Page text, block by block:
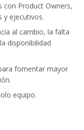
con Product Owners,
y ejecutivos.
al cambio, la falta
disponibilidad
fomentar mayor
equipo.